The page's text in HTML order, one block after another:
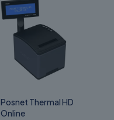
Posnet Thermal HD
Online